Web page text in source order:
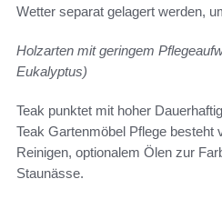
Wetter separat gelagert werden,
Holzarten mit geringem
Eukalyptus)
Teak punktet mit hoher
Teak Gartenmöbel Pflege besteht
Reinigen, optionalem Ölen zur
Staunässe.